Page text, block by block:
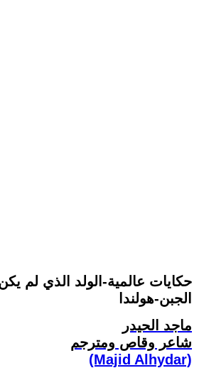
حكايات عالمية-الولد الذي لم
الجبن-هولندا
ماجد الحيدر
شاعر وقاص ومترجم
(Majid Alhydar)